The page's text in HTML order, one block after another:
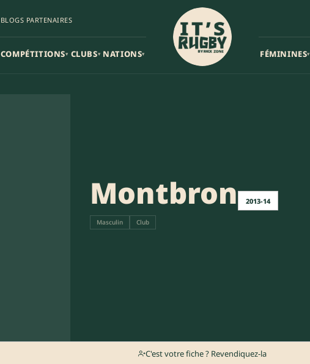
BLOGS PARTENAIRES
COMPÉTITIONS▾ CLUBS▾ NATIONS▾ FÉMININES▾
Montbron 2013-14
Masculin Club
C'est votre fiche ? Revendiquez-la